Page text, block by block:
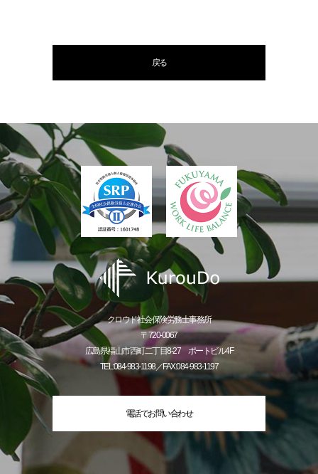
戻る
クロウド社会保険労務士事務所
〒720-0067
広島県福山市西町二丁目8-27 ポートビル4F
TEL:084-983-1198／FAX:084-983-1197
電話でお問い合わせ